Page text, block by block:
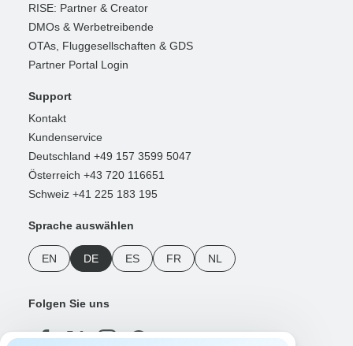
RISE: Partner & Creator
DMOs & Werbetreibende
OTAs, Fluggesellschaften & GDS
Partner Portal Login
Support
Kontakt
Kundenservice
Deutschland +49 157 3599 5047
Österreich +43 720 116651
Schweiz +41 225 183 195
Sprache auswählen
EN DE ES FR NL
Folgen Sie uns